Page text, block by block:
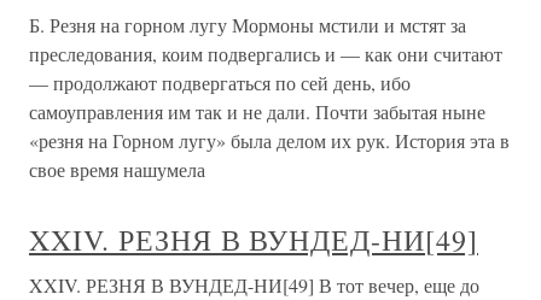
Б. Резня на горном лугу Мормоны мстили и мстят за
преследования, коим подвергались и — как они считают
— продолжают подвергаться по сей день, ибо
самоуправления им так и не дали. Почти забытая ныне
«резня на Горном лугу» была делом их рук. История эта в
свое время нашумела
XXIV. РЕЗНЯ В ВУНДЕД-НИ[49]
XXIV. РЕЗНЯ В ВУНДЕД-НИ[49] В тот вечер, еще до